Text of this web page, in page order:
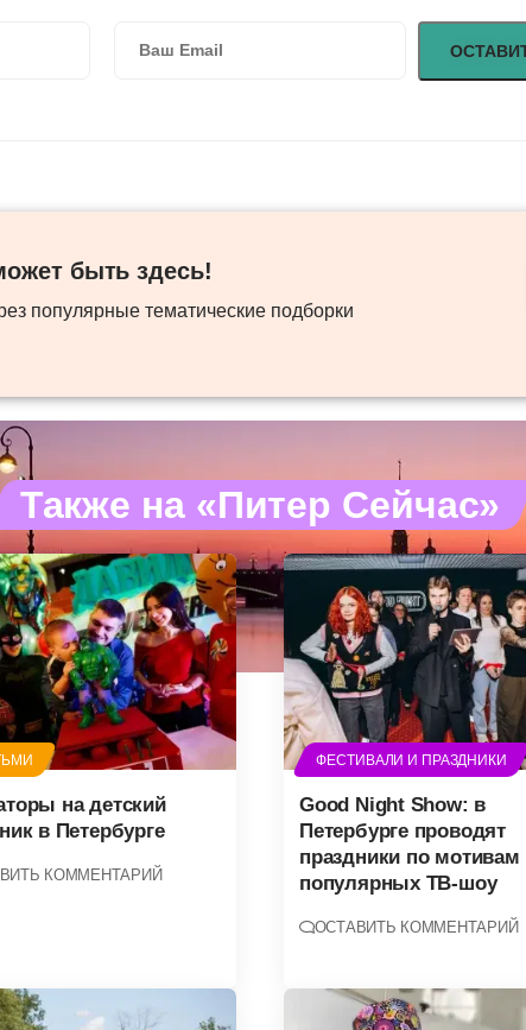
быть здесь!
популярные тематические подборки
Также на «Питер Сейчас»
на детский
в Петербурге
КОММЕНТАРИЙ
ФЕСТИВАЛИ И ПРАЗДНИКИ
Good Night Show: в
Петербурге проводят
праздники по мотивам
популярных ТВ-шоу
ОСТАВИТЬ КОММЕНТАРИЙ